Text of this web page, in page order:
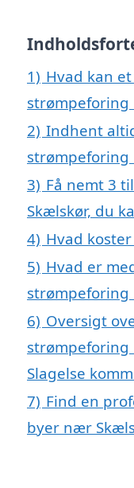
1) Hvad kan
strømpeforing
2) Indhent
strømpeforing
3) Få nemt 3
Skælskør, du
4) Hvad
5) Hvad er
strømpeforing
6) Oversigt
strømpeforing
Slagelse
7) Find en
byer nær